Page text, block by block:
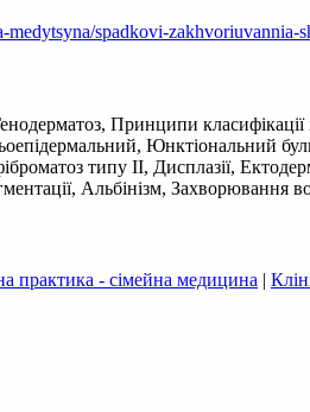
medytsyna/spadkovi-zakhvoriuvannia-
Принципи класифікації
Юнктіональний
типу II, Дисплазії,
Альбінізм,
практика - сімейна медицина |